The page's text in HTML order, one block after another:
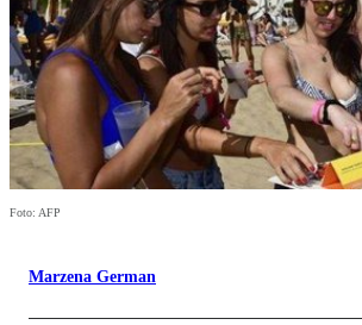
Foto: AFP
Marzena German